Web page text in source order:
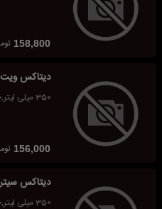
158,800
دیتاکس ویت
350 میلی لیتر,خیار,سودا,پرتقال
156,000
دیتاکس
350 میلی لیتر,خیار,سودا,پرتقال,لیمو